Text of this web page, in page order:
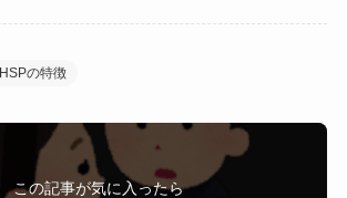
HSPの特徴
この記事が気に入ったら